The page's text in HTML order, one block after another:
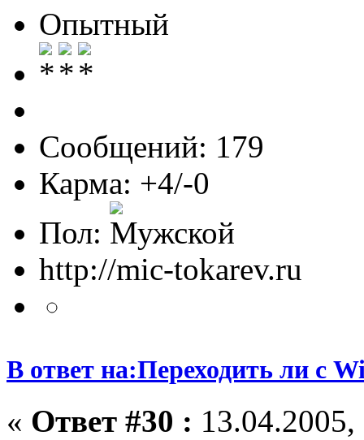
Опытный
Сообщений: 179
Карма: +4/-0
Пол:
http://mic-tokarev.ru
В ответ на:Переходить ли с
« Ответ #30 :